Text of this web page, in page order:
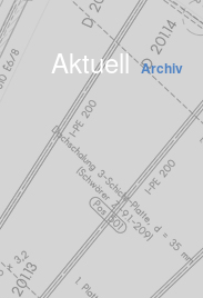
Aktuell Archiv